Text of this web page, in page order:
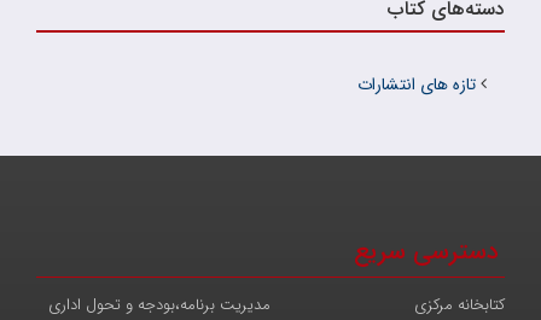
دسته‌های کتاب
تازه های انتشارات
دسترسی سریع
مدیریت برنامه،بودجه و تحول اداری
کتابخانه مرکزی